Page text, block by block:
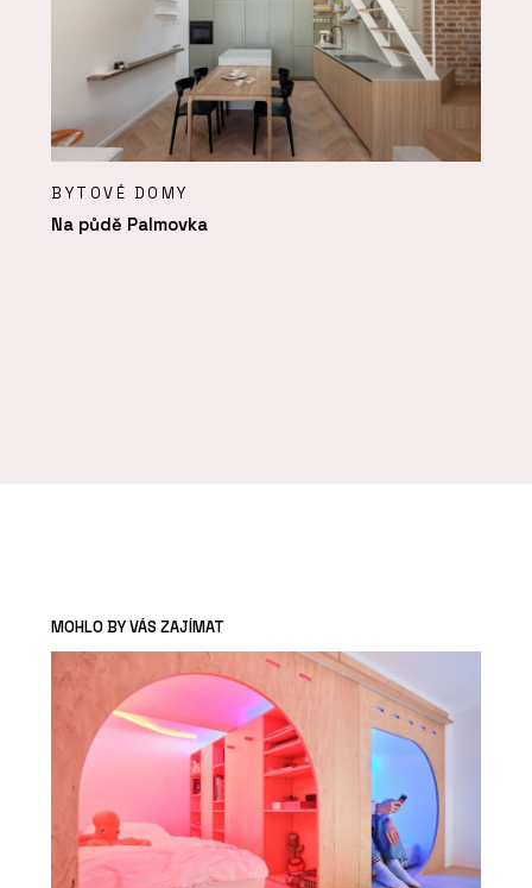
BYTOVÉ DOMY
Na půdě Palmovka
MOHLO BY VÁS ZAJÍMAT